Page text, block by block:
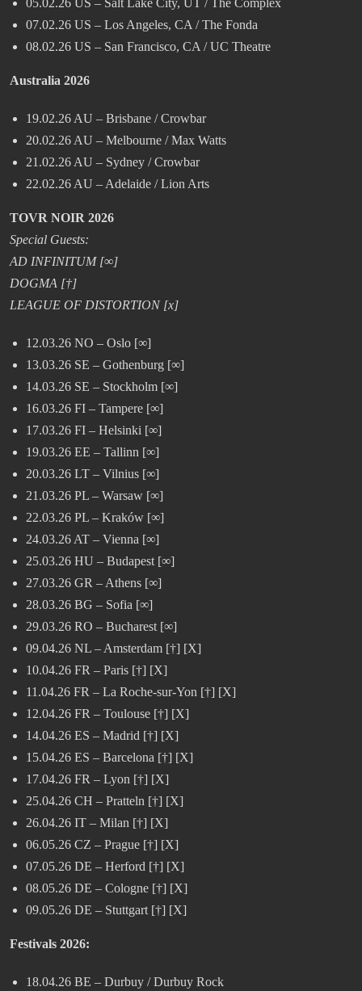
05.02.26 US – Salt Lake City, UT / The Complex
07.02.26 US – Los Angeles, CA / The Fonda
08.02.26 US – San Francisco, CA / UC Theatre
Australia 2026
19.02.26 AU – Brisbane / Crowbar
20.02.26 AU – Melbourne / Max Watts
21.02.26 AU – Sydney / Crowbar
22.02.26 AU – Adelaide / Lion Arts
TOVR NOIR 2026
Special Guests:
AD INFINITUM [∞]
DOGMA [†]
LEAGUE OF DISTORTION [x]
12.03.26 NO – Oslo [∞]
13.03.26 SE – Gothenburg [∞]
14.03.26 SE – Stockholm [∞]
16.03.26 FI – Tampere [∞]
17.03.26 FI – Helsinki [∞]
19.03.26 EE – Tallinn [∞]
20.03.26 LT – Vilnius [∞]
21.03.26 PL – Warsaw [∞]
22.03.26 PL – Kraków [∞]
24.03.26 AT – Vienna [∞]
25.03.26 HU – Budapest [∞]
27.03.26 GR – Athens [∞]
28.03.26 BG – Sofia [∞]
29.03.26 RO – Bucharest [∞]
09.04.26 NL – Amsterdam [†] [X]
10.04.26 FR – Paris [†] [X]
11.04.26 FR – La Roche-sur-Yon [†] [X]
12.04.26 FR – Toulouse [†] [X]
14.04.26 ES – Madrid [†] [X]
15.04.26 ES – Barcelona [†] [X]
17.04.26 FR – Lyon [†] [X]
25.04.26 CH – Pratteln [†] [X]
26.04.26 IT – Milan [†] [X]
06.05.26 CZ – Prague [†] [X]
07.05.26 DE – Herford [†] [X]
08.05.26 DE – Cologne [†] [X]
09.05.26 DE – Stuttgart [†] [X]
Festivals 2026:
18.04.26 BE – Durbuy / Durbuy Rock